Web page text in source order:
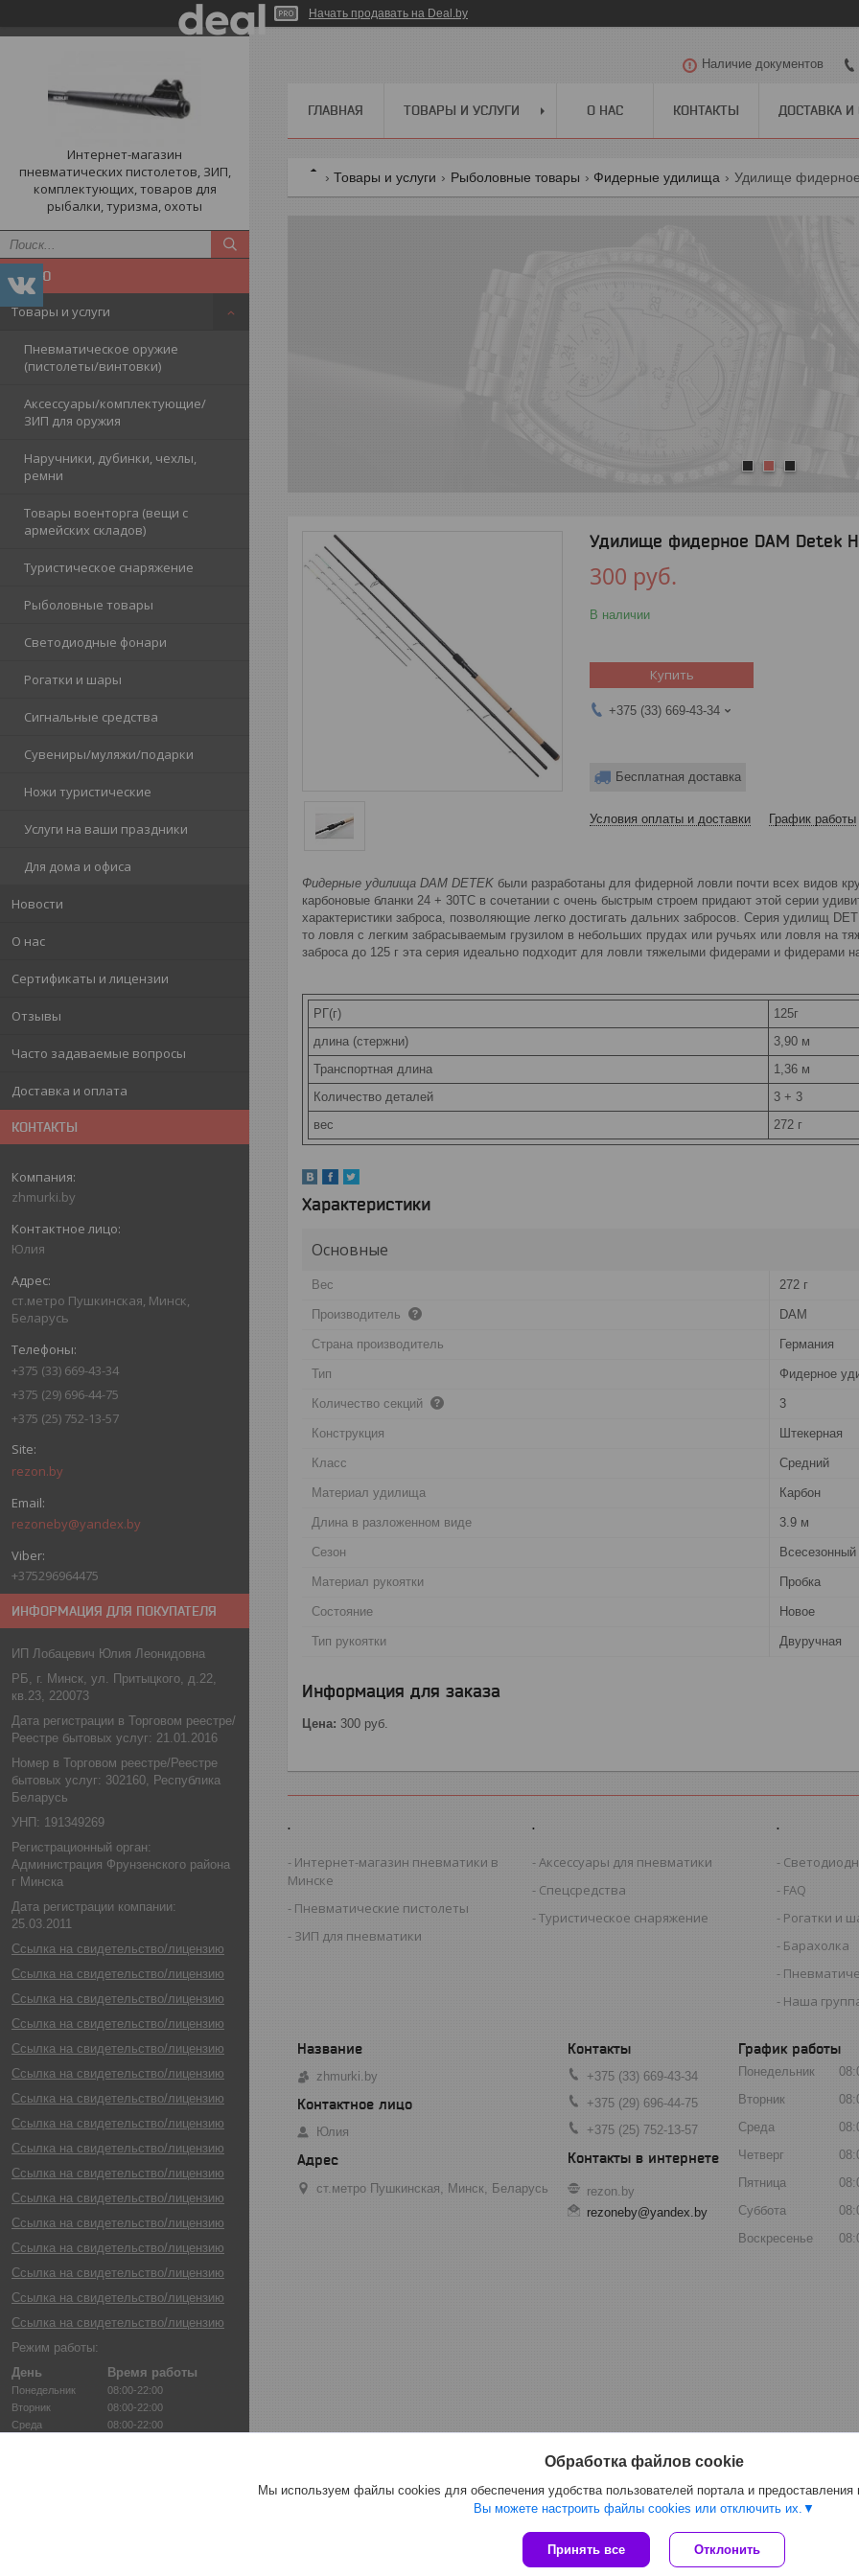
Начать продавать на Deal.by
Интернет-магазин
пневматических пистолетов, ЗИП,
комплектующих, товаров для
рыбалки, туризма, охоты
Товары и услуги
Пневматическое оружие
(пистолеты/винтовки)
Аксессуары/комплектующие/
ЗИП для оружия
Наручники, дубинки, чехлы,
ремни
Товары военторга (вещи с
армейских складов)
Туристическое снаряжение
Рыболовные товары
Светодиодные фонари
Рогатки и шары
Сигнальные средства
Сувениры/муляжи/подарки
Ножи туристические
Услуги на ваши праздники
Для дома и офиса
Новости
О нас
Сертификаты и лицензии
Отзывы
Часто задаваемые вопросы
Доставка и оплата
КОНТАКТЫ
zhmurki.by
Юлия
ст.метро Пушкинская, Минск,
Беларусь
+375 (33) 669-43-34
+375 (29) 696-44-75
+375 (25) 752-13-57
rezon.by
rezoneby@yandex.by
+375296964475
ИНФОРМАЦИЯ ДЛЯ ПОКУПАТЕЛЯ
ИП Лобацевич Юлия Леонидовна
РБ, г. Минск, ул. Притыцкого, д.22,
кв.23, 220073
Дата регистрации в Торговом реестре/
Реестре бытовых услуг: 21.01.2016
Номер в Торговом реестре/Реестре
бытовых услуг: 302160, Республика
Беларусь
УНП: 191349269
Регистрационный орган:
Администрация Фрунзенского района
г Минска
Дата регистрации компании:
25.03.2011
Ссылка на свидетельство/лицензию
Ссылка на свидетельство/лицензию
Ссылка на свидетельство/лицензию
Ссылка на свидетельство/лицензию
Ссылка на свидетельство/лицензию
Ссылка на свидетельство/лицензию
Ссылка на свидетельство/лицензию
Ссылка на свидетельство/лицензию
Ссылка на свидетельство/лицензию
Ссылка на свидетельство/лицензию
Ссылка на свидетельство/лицензию
Ссылка на свидетельство/лицензию
Ссылка на свидетельство/лицензию
Ссылка на свидетельство/лицензию
Ссылка на свидетельство/лицензию
Ссылка на свидетельство/лицензию
Режим работы:
День
Время работы
Понедельник
08:00-22:00
Вторник
08:00-22:00
Среда
08:00-22:00
Наличие документов
ГЛАВНАЯ ТОВАРЫ И УСЛУГИ О НАС КОНТАКТЫ ДОСТАВКА И
Товары и услуги Рыболовные товары Фидерные удилища Удилище
Удилище фидерное DAM Detek
300 руб.
В наличии
Купить
+375 (33) 669-43-34
Бесплатная доставка
Условия оплаты и доставки График работы
Фидерные удилища DAM DETEK были разработаны для фидерной ловли почти всех видов
карбоновые бланки 24 + 30TC в сочетании с очень быстрым строем придают этой серии
характеристики заброса, позволяющие легко достигать дальних забросов. Серия удилищ
то ловля с легким забрасываемым грузилом в небольших прудах или ручьях или ловля на
заброса до 125 г эта серия идеально подходит для ловли тяжелыми фидерами и фидерами
РГ(г)
125г
длина (стержни)
3,90 м
Транспортная длина
1,36 м
Количество деталей
3 + 3
вес
272 г
Характеристики
Основные
Вес 272 г
Производитель DAM
Страна производитель Германия
Тип Фидерное
Количество секций 3
Конструкция Штекерная
Класс Cредний
Материал удилища Карбон
Длина в разложенном виде 3.9 м
Сезон Всесезонный
Материал рукоятки Пробка
Состояние Новое
Тип рукоятки Двуручная
Информация для заказа
Цена: 300 руб.
.
Интернет-магазин пневматики в
Минске
Пневматические пистолеты
ЗИП для пневматики
.
Аксессуары для пневматики
Спецсредства
Туристическое снаряжение
.
FAQ
Рогатки и
Барахолка
Наша
zhmurki.by
Юлия
ст.метро Пушкинская, Минск, Беларусь
+375 (33) 669-43-34
+375 (29) 696-44-75
+375 (25) 752-13-57
rezon.by
rezoneby@yandex.by
График работы
Понедельник
Вторник
Среда
Четверг
Пятница
Суббота
Воскресенье
Сайт создан на платформе Deal.by
Политика обработки файлов cookies
Обработка файлов cookie
Мы используем файлы cookies для обеспечения удобства пользователей портала и предоставления
Вы можете настроить файлы cookies или отключить их.
Принять все Отклонить